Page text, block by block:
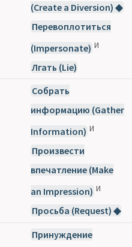
(Create a Diversion) ◆
Перевоплотиться
(Impersonate) И
Лгать (Lie)
Собрать
информацию (Gather
Information) И
Произвести
впечатление (Make
an Impression) И
Просьба (Request) ◆
Принуждение